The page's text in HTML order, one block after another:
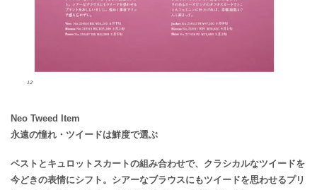
Neo Tweed Item
永遠の憧れ・ツイードは鮮度で選ぶ
ベストとキュロットスカートの組み合わせで、クラシカルなツイードを
今どきの表情にシフト。シアーなブラウスにもツイードを思わせるプリ